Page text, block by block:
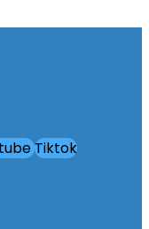
Tiktok